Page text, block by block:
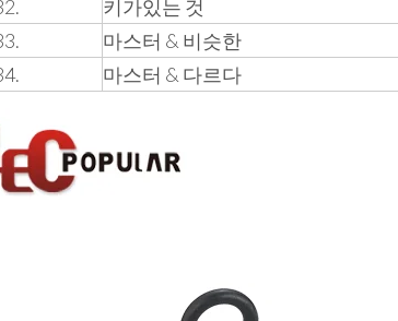
키가있는 것
마스터 & 비슷한
마스터 & 다르다